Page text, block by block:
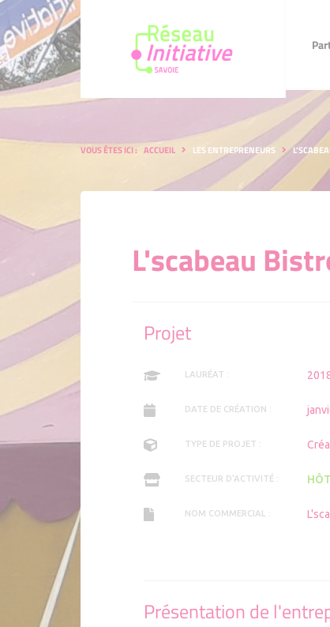
VOUS ÊTES ICI : ACCUEIL LES ENTREPRENEURS
L'scabeau
Projet
LAURÉAT :
DATE DE CRÉATION :
TYPE DE PROJET :
SECTEUR D'ACTIVITÉ :
NOM COMMERCIAL :
Présentation de